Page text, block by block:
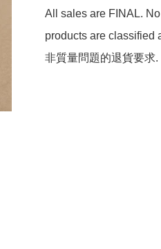
All sales are FINAL.
products are classified
非質量問題的退貨要求.